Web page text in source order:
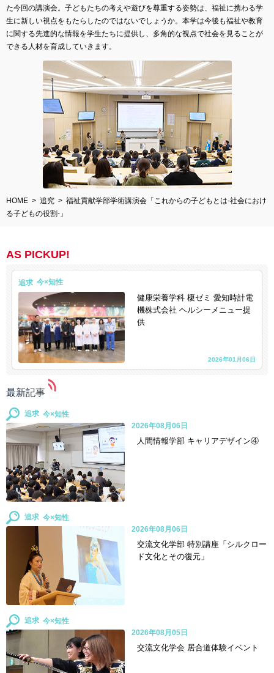
た今回の講演会。子どもたちの考えや遊びを尊重する姿勢は、福祉に携わる学
生に新しい視点をもたらしたのではないでしょうか。本学は今後も福祉や教育
に関する先進的な情報を学生たちに提供し、多角的な視点で社会を見ることが
できる人材を育成していきます。
HOME 追究
福祉貢献学部学術講演会「これからの子どもとは-社会におけ
る子どもの役割-」
AS PICKUP!
追求
健康栄養学科 榎ゼミ 愛知時計電
機株式会社 ヘルシーメニュー提
供
2026年01月06日
最新記事
追求
人間情報学部 キャリアデザイン④
2026年08月06日
追求
交流文化学部 特別講座「シルクロー
ド文化とその復元」
2026年08月06日
追求
交流文化学会 居合道体験イベント
2026年08月05日